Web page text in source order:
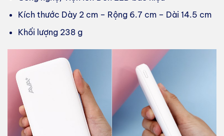
Kích thước Dày 2 cm – Rộng 6.7 cm – Dài 14.5 cm
Khối lượng 238 g